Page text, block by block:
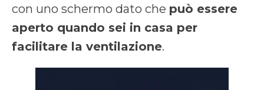
con uno schermo dato che può essere
aperto quando sei in casa per
facilitare la ventilazione.